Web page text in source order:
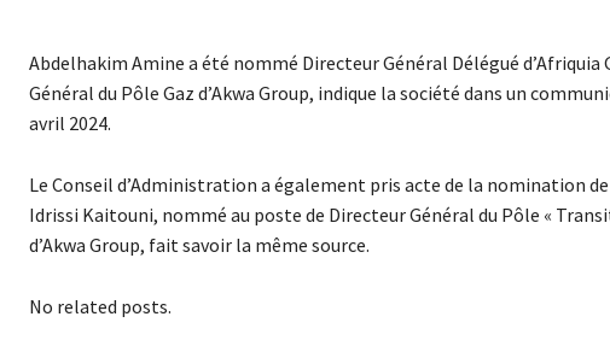
Abdelhakim Amine a été nommé Directeur Général Délégué
Général du Pôle Gaz d’Akwa Group, indique la société dans un
avril 2024.
Le Conseil d’Administration a également pris acte de la nomination
Idrissi Kaitouni, nommé au poste de Directeur Général du Pôle «
d’Akwa Group, fait savoir la même source.
No related posts.